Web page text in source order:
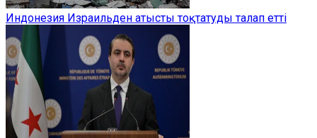
Индонезия Израильден атысты тоқтатуды талап етті